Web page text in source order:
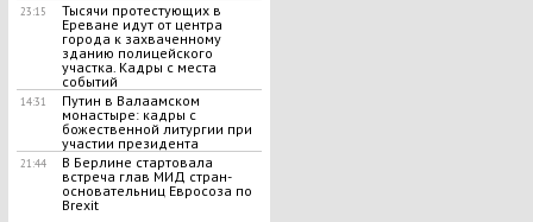
23:15
Тысячи протестующих в
Ереване идут от центра
города к захваченному
зданию полицейского
участка. Кадры с места
событий
14:31
Путин в Валаамском
монастыре: кадры с
божественной литургии при
участии президента
21:44
В Берлине стартовала
встреча глав МИД стран-
основательниц Евросоза по
Brexit